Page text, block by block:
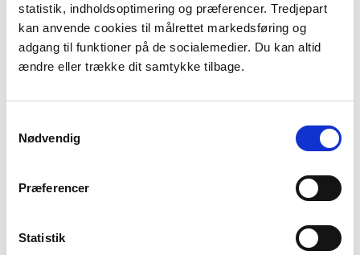
statistik, indholdsoptimering og præferencer. Tredjepart
kan anvende cookies til målrettet markedsføring og
adgang til funktioner på de socialemedier. Du kan altid
ændre eller trække dit samtykke tilbage.
Nødvendig
Præferencer
Statistik
Træer på brink